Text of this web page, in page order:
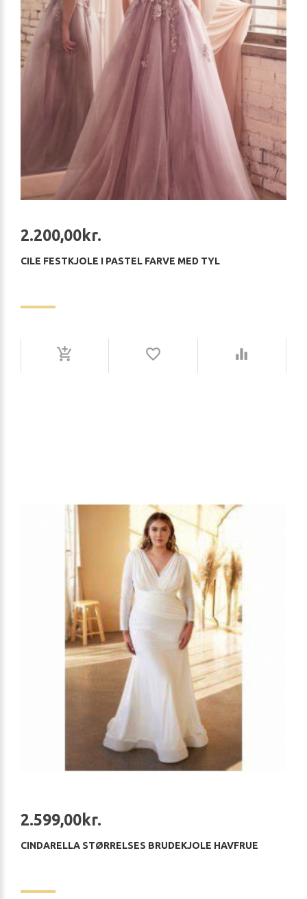
2.200,00kr.
CILE FESTKJOLE I PASTEL FARVE MED TYL
2.599,00kr.
CINDARELLA STØRRELSES BRUDEKJOLE HAVFRUE